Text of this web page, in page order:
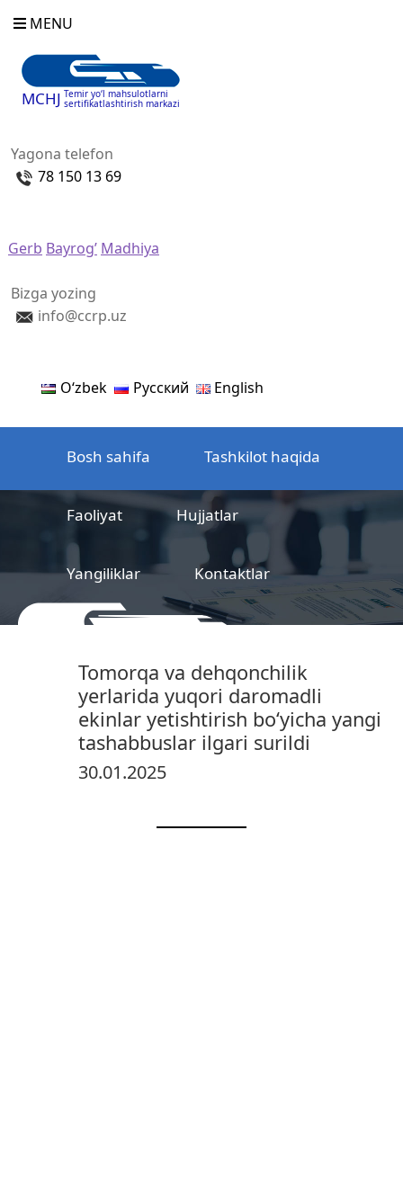
MENU
MCHJ Temir yo‘l mahsulotlarni
sertifikatlashtirish markazi
Yagona telefon
78 150 13 69
Gerb Bayrog’ Madhiya
Bizga yozing
info@ccrp.uz
Oʻzbek Русский English
Bosh sahifa Tashkilot haqida
Faoliyat Hujjatlar
Yangiliklar Kontaktlar
sertifikatlashtirish markazi
Tomorqa va dehqonchilik
yerlarida yuqori daromadli
ekinlar yetishtirish bo‘yicha yangi
tashabbuslar ilgari surildi
30.01.2025